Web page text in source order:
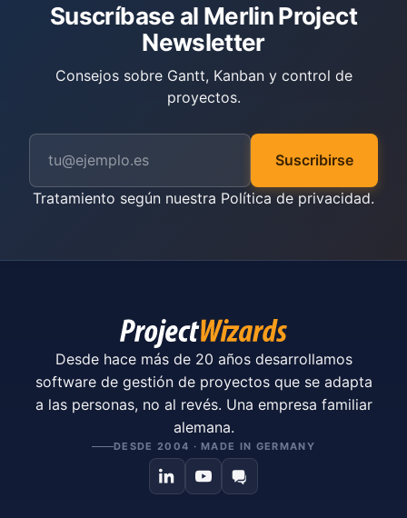
Suscríbase al Merlin Project
Newsletter
Consejos sobre Gantt, Kanban y control de
proyectos.
Suscribirse
Tratamiento según nuestra Política de privacidad.
Desde hace más de 20 años desarrollamos
software de gestión de proyectos que se adapta
a las personas, no al revés. Una empresa familiar
alemana.
DESDE 2004 · MADE IN GERMANY